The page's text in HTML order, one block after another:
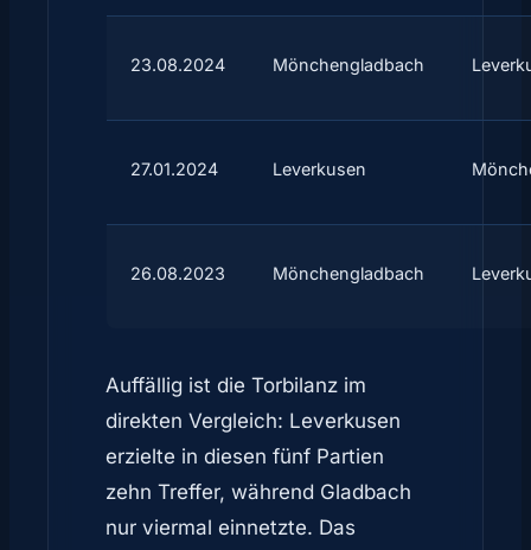
23.08.2024 Mönchengladbach
27.01.2024 Leverkusen
26.08.2023 Mönchengladbach
Auffällig ist die Torbilanz im
direkten Vergleich: Leverkusen
erzielte in diesen fünf Partien
zehn Treffer, während Gladbach
nur viermal einnetzte. Das